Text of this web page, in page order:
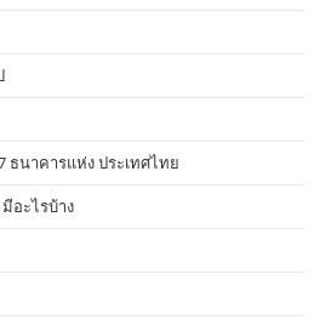
ธนาคารแห่ง ประเทศไทย
อะไรบ้าง